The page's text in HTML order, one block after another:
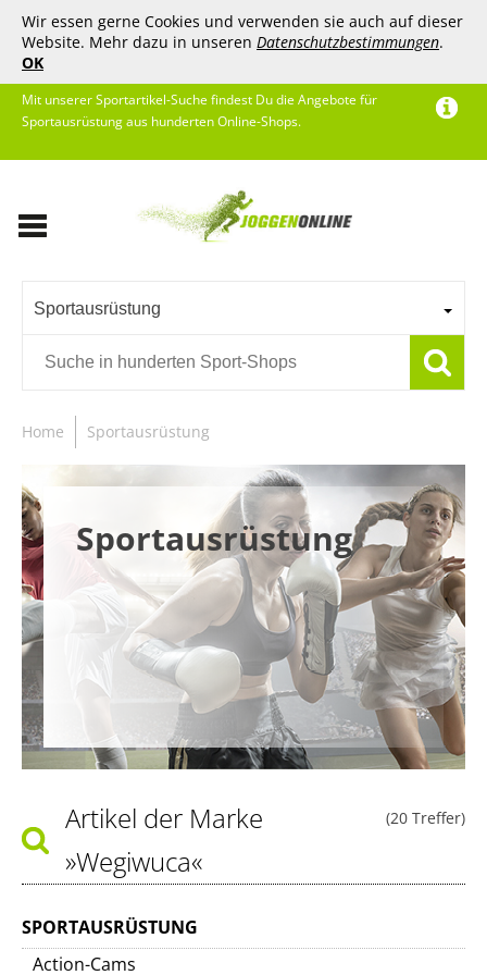
Wir essen gerne Cookies und verwenden sie auch auf dieser
Website. Mehr dazu in unseren Datenschutzbestimmungen.
OK
Mit unserer Sportartikel-Suche findest Du die Angebote für
Sportausrüstung aus hunderten Online-Shops.
Sportausrüstung
Home Sportausrüstung
Sportausrüstung
(20 Treffer)
Artikel der Marke
»Wegiwuca«
SPORTAUSRÜSTUNG
Action-Cams